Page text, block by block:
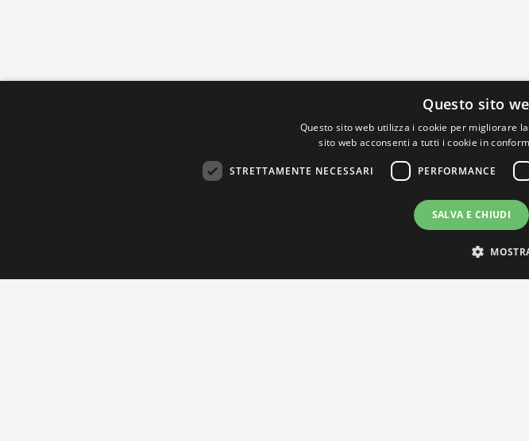
Questo sito
Questo sito web utilizza i cookie per migliorare
sito web acconsenti a tutti i cookie in
STRETTAMENTE NECESSARI PERFORMANCE
SALVA E CHIUDI